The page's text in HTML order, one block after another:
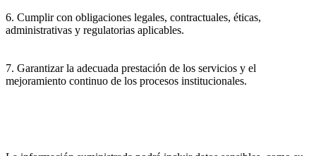
6. Cumplir con obligaciones legales, contractuales, éticas,
administrativas y regulatorias aplicables.
7. Garantizar la adecuada prestación de los servicios y el
mejoramiento continuo de los procesos institucionales.